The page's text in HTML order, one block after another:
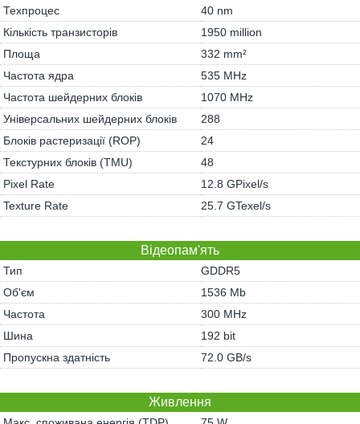
Техпроцес
40 nm
Кількість транзисторів
1950 million
Площа
332 mm²
Частота ядра
535 MHz
Частота шейдерних блоків
1070 MHz
Універсальних шейдерних блоків
288
Блоків растеризації (ROP)
24
Текстурних блоків (TMU)
48
Pixel Rate
12.8 GPixel/s
Texture Rate
25.7 GTexel/s
Відеопам'ять
Тип
GDDR5
Об'єм
1536 Mb
Частота
300 MHz
Шина
192 bit
Пропускна здатність
72.0 GB/s
Живлення